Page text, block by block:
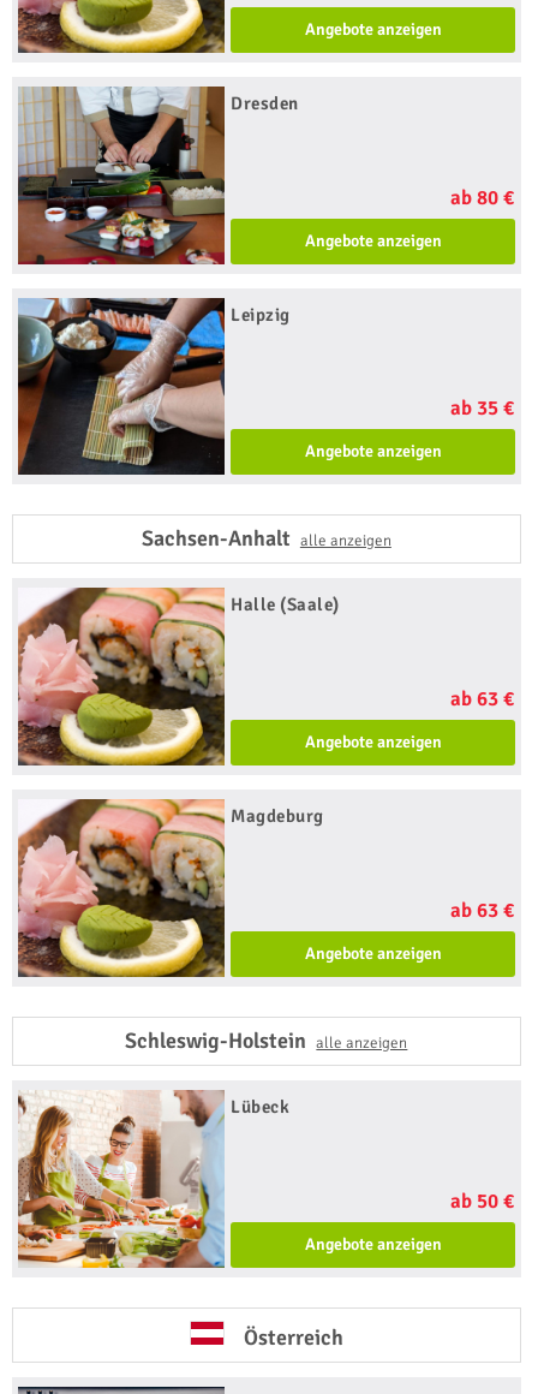
Angebote anzeigen
Dresden
ab 80 €
Angebote anzeigen
Leipzig
ab 35 €
Angebote anzeigen
Sachsen-Anhalt alle anzeigen
Halle (Saale)
ab 63 €
Angebote anzeigen
Magdeburg
ab 63 €
Angebote anzeigen
Schleswig-Holsteinalle anzeigen
Lübeck
ab 50 €
Angebote anzeigen
Österreich